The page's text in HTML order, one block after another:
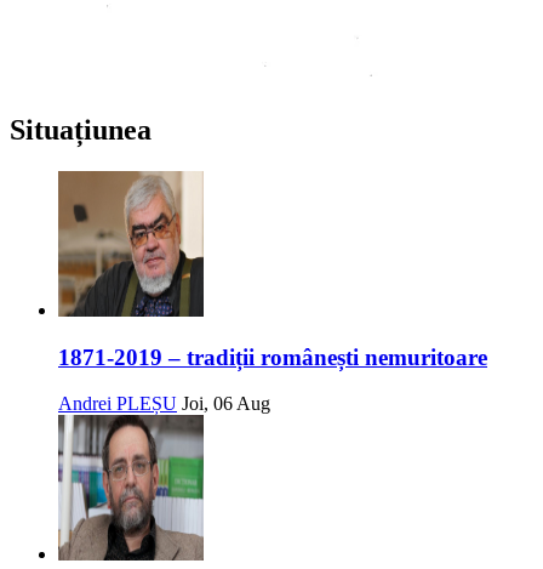
Situațiunea
1871-2019 – tradiții românești nemuritoare
Andrei PLEȘU Joi, 06 Aug